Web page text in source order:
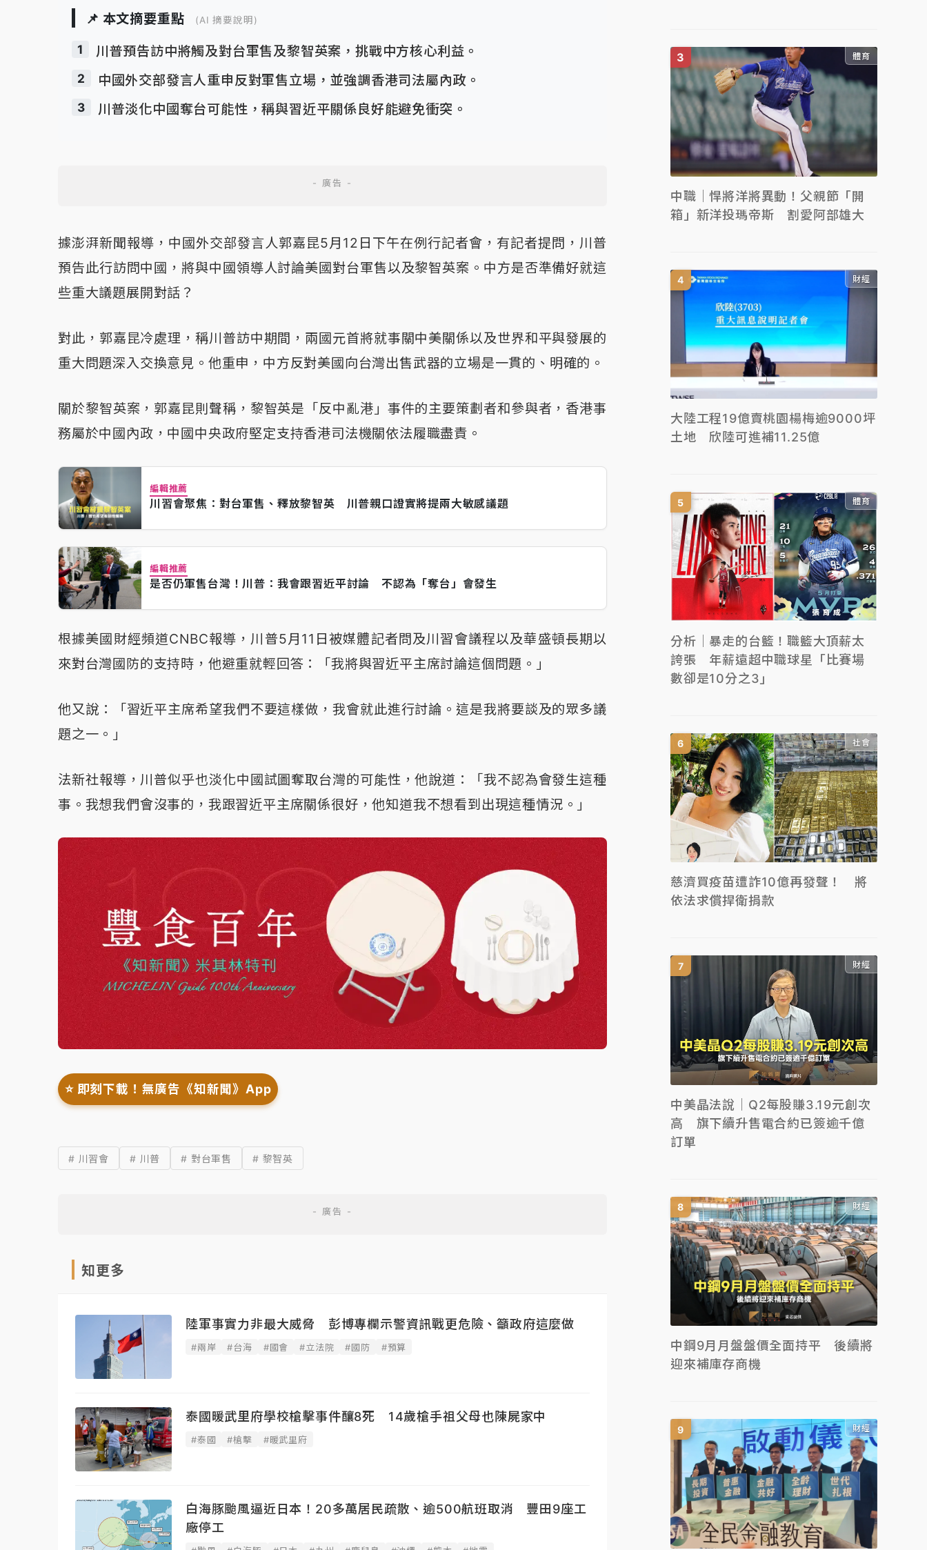
📌 本文摘要重點 (AI 摘要說明)
1 川普預告訪中將觸及對台軍售及黎智英案，挑戰中方核心利益。
2 中國外交部發言人重申反對軍售立場，並強調香港司法屬內政。
3 川普淡化中國奪台可能性，稱與習近平關係良好能避免衝突。
據澎湃新聞報導，中國外交部發言人郭嘉昆5月12日下午在例行記者會，有記者提問，川普
預告此行訪問中國，將與中國領導人討論美國對台軍售以及黎智英案。中方是否準備好就這
些重大議題展開對話？
對此，郭嘉昆冷處理，稱川普訪中期間，兩國元首將就事關中美關係以及世界和平與發展的
重大問題深入交換意見。他重申，中方反對美國向台灣出售武器的立場是一貫的、明確的。
關於黎智英案，郭嘉昆則聲稱，黎智英是「反中亂港」事件的主要策劃者和參與者，香港事
務屬於中國內政，中國中央政府堅定支持香港司法機關依法履職盡責。
編輯推薦
川習會聚焦：對台軍售、釋放黎智英 川普親口證實將提兩大敏感議題
編輯推薦
是否仍軍售台灣！川普：我會跟習近平討論 不認為「奪台」會發生
根據美國財經頻道CNBC報導，川普5月11日被媒體記者問及川習會議程以及華盛頓長期以
來對台灣國防的支持時，他避重就輕回答：「我將與習近平主席討論這個問題。」
他又說：「習近平主席希望我們不要這樣做，我會就此進行討論。這是我將要談及的眾多議
題之一。」
法新社報導，川普似乎也淡化中國試圖奪取台灣的可能性，他說道：「我不認為會發生這種
事。我想我們會沒事的，我跟習近平主席關係很好，他知道我不想看到出現這種情況。」
⭐️ 即刻下載！無廣告《知新聞》App
# 川習會 # 川普 # 對台軍售 # 黎智英
知更多
陸軍事實力非最大威脅 彭博專欄示警資訊戰更危險、籲政府這麼做
#兩岸 #台海 #國會 #立法院 #國防 #預算
泰國暖武里府學校槍擊事件釀8死 14歲槍手祖父母也陳屍家中
#泰國 #槍擊 #暖武里府
白海豚颱風逼近日本！20多萬居民疏散、逾500航班取消 豐田9座工
廠停工
體育
中職｜悍將洋將異動！父親節「開
箱」新洋投瑪帝斯 割愛阿部雄大
財經
大陸工程19億賣桃園楊梅逾9000坪
土地 欣陸可進補11.25億
體育
分析｜暴走的台籃！職籃大頂薪太
誇張 年薪遠超中職球星「比賽場
數卻是10分之3」
社會
慈濟買疫苗遭詐10億再發聲！ 將
依法求償捍衛捐款
財經
中美晶法說｜Q2每股賺3.19元創次
高 旗下續升售電合約已簽逾千億
訂單
財經
中鋼9月月盤盤價全面持平 後續將
迎來補庫存商機
財經